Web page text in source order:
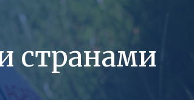
странами